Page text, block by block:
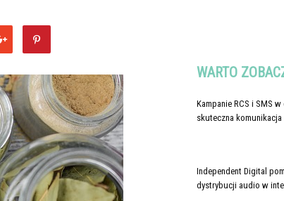
WARTO
Kampanie RCS i SMS
skuteczna komunikacja
Independent Digital
dystrybucji audio w